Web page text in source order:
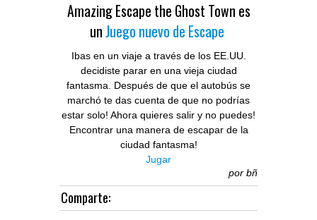
Amazing Escape the Ghost Town es
unJuego nuevo de Escape
Ibas en un viaje a través de los EE.UU.
decidiste parar en una vieja ciudad
fantasma. Después de que el autobús se
marchó te das cuenta de que no podrías
estar solo! Ahora quieres salir y no puedes!
Encontrar una manera de escapar de la
ciudad fantasma!
Jugar
por bñ
Comparte: